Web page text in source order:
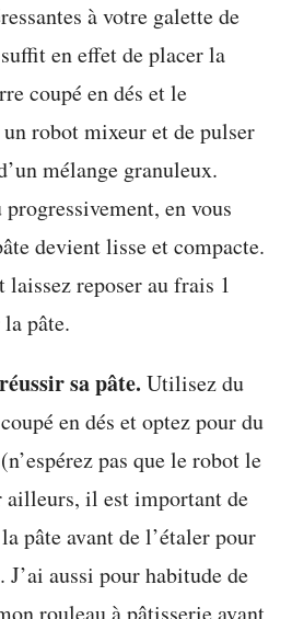
à votre galette de
en effet de placer la
coupé en dés et le
un robot mixeur et de pulser
mélange granuleux.
progressivement, en vous
devient lisse et compacte.
laissez reposer au frais 1
pâte.
sa pâte. Utilisez du
en dés et optez pour du
pas que le robot le
ailleurs, il est important de
pâte avant de l’étaler pour
aussi pour habitude de